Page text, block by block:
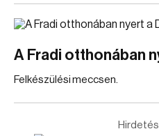
A Fradi otthonában
Felkészülési meccsen.
Hirdetés